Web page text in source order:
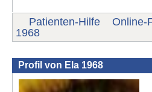
Patienten-Hilfe Online-
1968
Profil von Ela 1968